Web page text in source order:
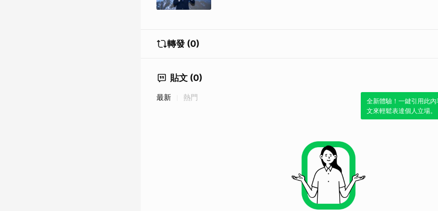
轉發 (0)
貼文 (0)
全新體驗！一鍵引用此
文來輕鬆表達個人立場。
最新 熱門